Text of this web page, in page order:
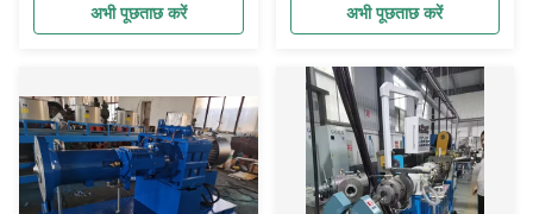
अभी पूछताछ करें
अभी पूछताछ करें